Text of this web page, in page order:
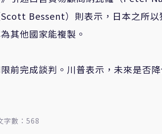
Bessent）則表示，日本之所
其他國家能複製。
前完成談判。川普表示，未來是否
字數：568